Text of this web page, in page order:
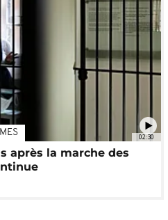
02:30
après la marche des